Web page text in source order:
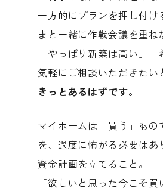
一方的にプランを押し付
まと一緒に作戦会議を重ね
「やっぱり新築は高い」
気軽にご相談いただきたい
きっとあるはずです。
マイホームは「買う」も
を、過度に怖がる必要は
資金計画を立てること。
「欲しいと思った今こそ買